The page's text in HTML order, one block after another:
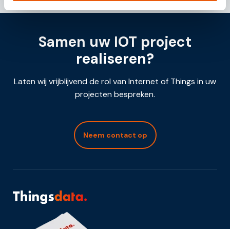
Samen uw IOT project
realiseren?
Laten wij vrijblijvend de rol van Internet of Things in uw
projecten bespreken.
Neem contact op